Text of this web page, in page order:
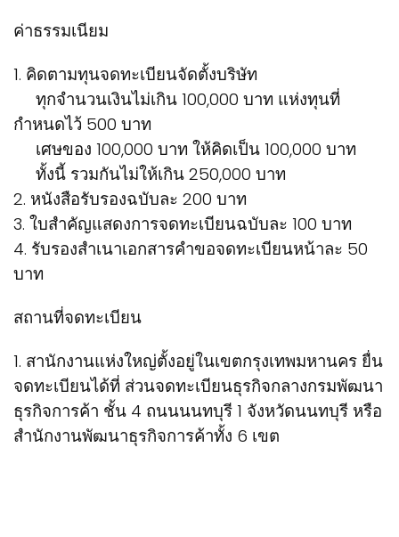
ค่าธรรมเนียม
1. คิดตามทุนจดทะเบียนจัดตั้งบริษัท
ทุกจำนวนเงินไม่เกิน 100,000 บาท แห่งทุนที่
กำหนดไว้ 500 บาท
เศษของ 100,000 บาท ให้คิดเป็น 100,000 บาท
ทั้งนี้ รวมกันไม่ให้เกิน 250,000 บาท
2. หนังสือรับรองฉบับละ 200 บาท
3. ใบสำคัญแสดงการจดทะเบียนฉบับละ 100 บาท
4. รับรองสำเนาเอกสารคำขอจดทะเบียนหน้าละ 50
บาท
สถานที่จดทะเบียน
1. สานักงานแห่งใหญ่ตั้งอยู่ในเขตกรุงเทพมหานคร ยื่น
จดทะเบียนได้ที่ ส่วนจดทะเบียนธุรกิจกลางกรมพัฒนา
ธุรกิจการค้า ชั้น 4 ถนนนนทบุรี 1 จังหวัดนนทบุรี หรือ
สำนักงานพัฒนาธุรกิจการค้าทั้ง 6 เขต